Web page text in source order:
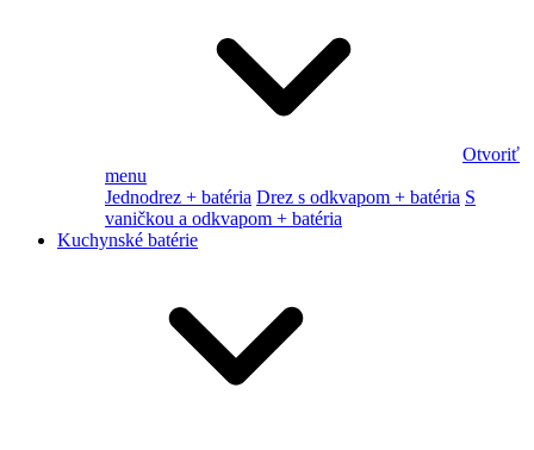
Otvoriť
menu
Jednodrez + batéria Drez s odkvapom + batéria S
vaničkou a odkvapom + batéria
Kuchynské batérie